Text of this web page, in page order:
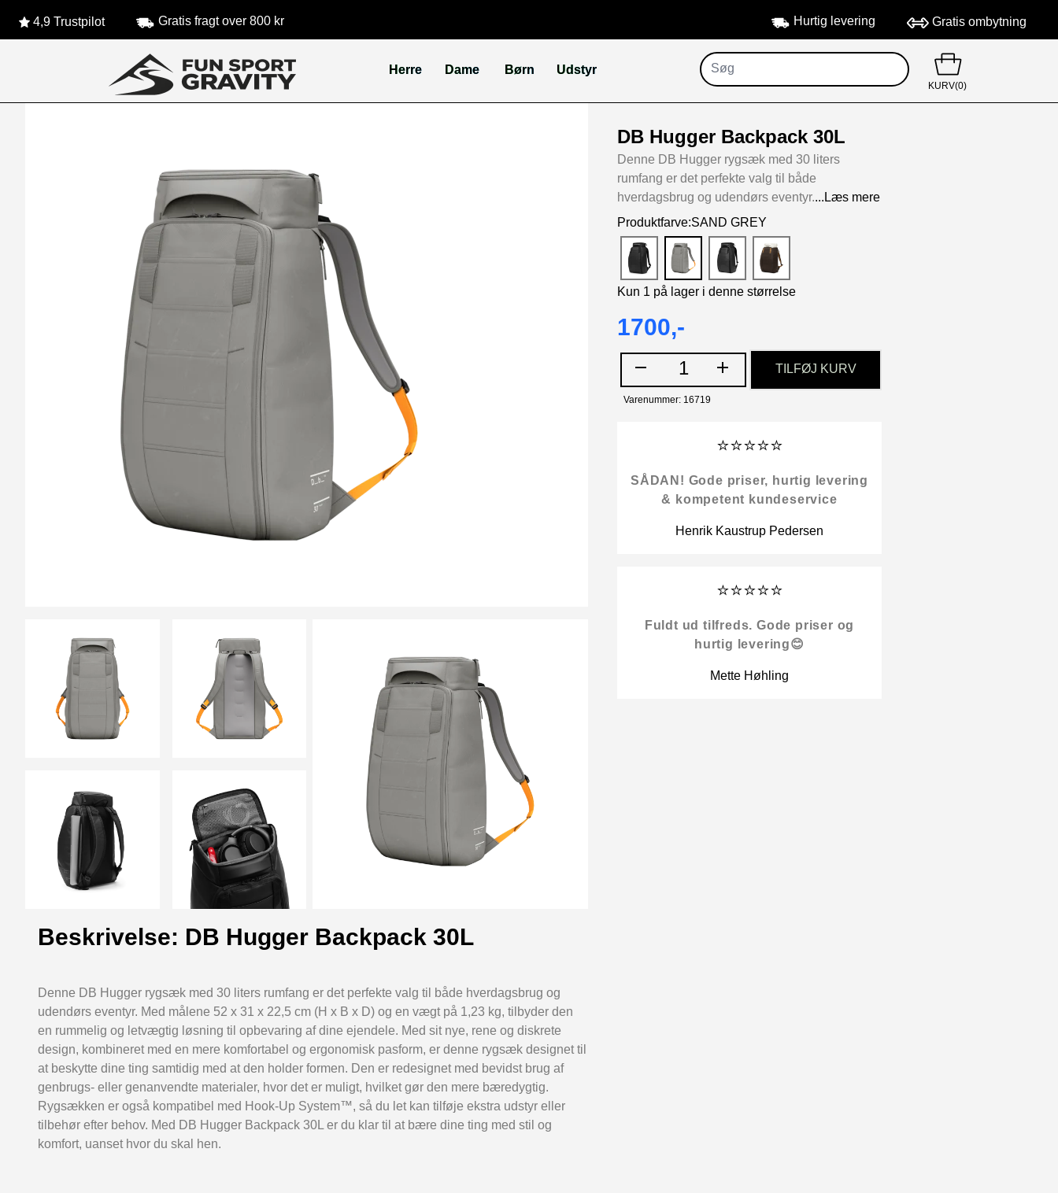
4,9 Trustpilot Gratis fragt over 800 kr Hurtig levering Gratis ombytning
Herre Dame Børn Udstyr
KURV(0)
DB Hugger Backpack 30L
Denne DB Hugger rygsæk med 30 liters
rumfang er det perfekte valg til både
hverdagsbrug og udendørs eventyr....Læs mere
Produktfarve:SAND GREY
Kun 1 på lager i denne størrelse
1700,-
1 TILFØJ KURV
Varenummer: 16719
⭐⭐⭐⭐⭐
SÅDAN! Gode priser, hurtig levering
& kompetent kundeservice
Henrik Kaustrup Pedersen
⭐⭐⭐⭐⭐
Fuldt ud tilfreds. Gode priser og
hurtig levering😊
Mette Høhling
Beskrivelse: DB Hugger Backpack 30L
Denne DB Hugger rygsæk med 30 liters rumfang er det perfekte valg til både hverdagsbrug og
udendørs eventyr. Med målene 52 x 31 x 22,5 cm (H x B x D) og en vægt på 1,23 kg, tilbyder den
en rummelig og letvægtig løsning til opbevaring af dine ejendele. Med sit nye, rene og diskrete
design, kombineret med en mere komfortabel og ergonomisk pasform, er denne rygsæk designet til
at beskytte dine ting samtidig med at den holder formen. Den er redesignet med bevidst brug af
genbrugs- eller genanvendte materialer, hvor det er muligt, hvilket gør den mere bæredygtig.
Rygsækken er også kompatibel med Hook-Up System™, så du let kan tilføje ekstra udstyr eller
tilbehør efter behov. Med DB Hugger Backpack 30L er du klar til at bære dine ting med stil og
komfort, uanset hvor du skal hen.